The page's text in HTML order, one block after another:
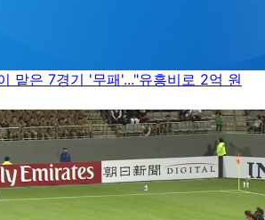
맡은 7경기 '무패'..."유흥비로 2억 원